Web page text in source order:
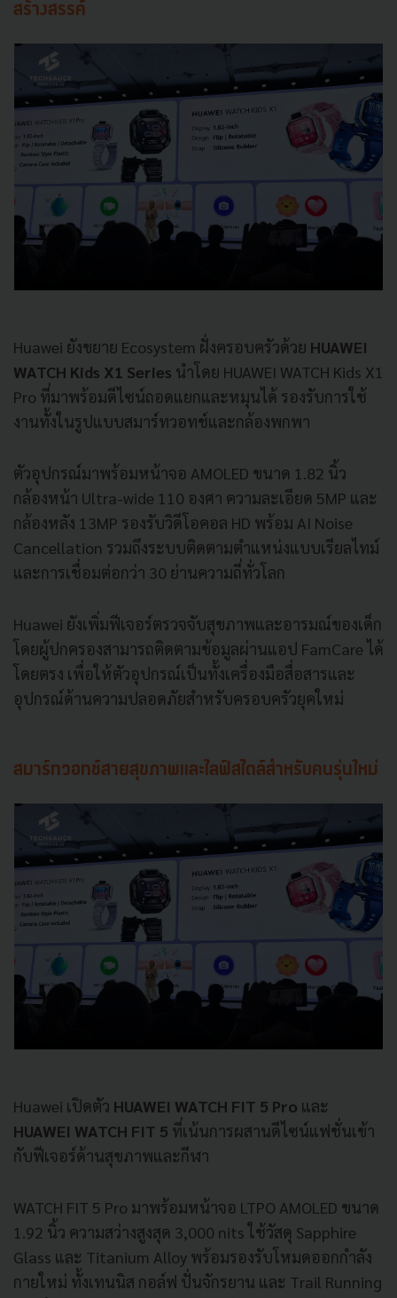
สร้างสรรค์
Huawei ยังขยาย Ecosystem ฝั่งครอบครัวด้วย HUAWEI
WATCH Kids X1 Series นำโดย HUAWEI WATCH Kids X1
Pro ที่มาพร้อมดีไซน์ถอดแยกและหมุนได้ รองรับการใช้
งานทั้งในรูปแบบสมาร์ทวอทช์และกล้องพกพา
ตัวอุปกรณ์มาพร้อมหน้าจอ AMOLED ขนาด 1.82 นิ้ว
กล้องหน้า Ultra-wide 110 องศา ความละเอียด 5MP และ
กล้องหลัง 13MP รองรับวิดีโอคอล HD พร้อม AI Noise
Cancellation รวมถึงระบบติดตามตำแหน่งแบบเรียลไทม์
และการเชื่อมต่อกว่า 30 ย่านความถี่ทั่วโลก
Huawei ยังเพิ่มฟีเจอร์ตรวจจับสุขภาพและอารมณ์ของเด็ก
โดยผู้ปกครองสามารถติดตามข้อมูลผ่านแอป FamCare ได้
โดยตรง เพื่อให้ตัวอุปกรณ์เป็นทั้งเครื่องมือสื่อสารและ
อุปกรณ์ด้านความปลอดภัยสำหรับครอบครัวยุคใหม่
สมาร์ทวอทช์สายสุขภาพและไลฟ์สไตล์สำหรับคนรุ่นใหม่
Huawei เปิดตัว HUAWEI WATCH FIT 5 Pro และ
HUAWEI WATCH FIT 5 ที่เน้นการผสานดีไซน์แฟชั่นเข้า
กับฟีเจอร์ด้านสุขภาพและกีฬา
WATCH FIT 5 Pro มาพร้อมหน้าจอ LTPO AMOLED ขนาด
1.92 นิ้ว ความสว่างสูงสุด 3,000 nits ใช้วัสดุ Sapphire
Glass และ Titanium Alloy พร้อมรองรับโหมดออกกำลัง
กายใหม่ ทั้งเทนนิส กอล์ฟ ปั่นจักรยาน และ Trail Running